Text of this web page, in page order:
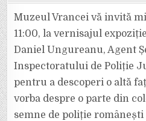
Muzeul Vrancei vă invită
11:00, la vernisajul
Daniel Ungureanu, Agent
Inspectoratului de Poliție
pentru a descoperi o altă
vorba despre o parte din
semne de poliție